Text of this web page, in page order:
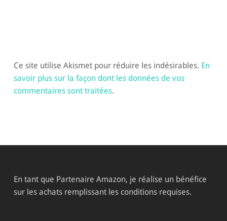
Ce site utilise Akismet pour réduire les indésirables. En
savoir plus sur la façon dont les données de vos
commentaires sont traitées.
En tant que Partenaire Amazon, je réalise un bénéfice
sur les achats remplissant les conditions requises.